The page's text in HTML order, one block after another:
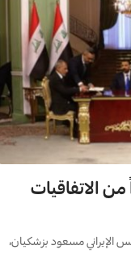
الاتفاقيات
الإيراني مسعود بزشكيان،